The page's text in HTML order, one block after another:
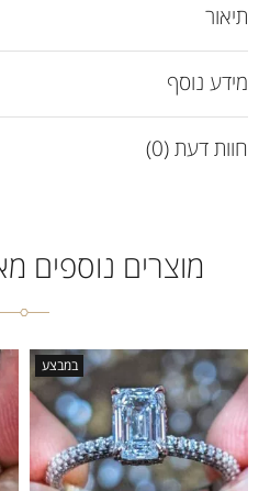
תיאור
מידע נוסף
חוות דעת (0)
מוצרים נוספים
במבצע